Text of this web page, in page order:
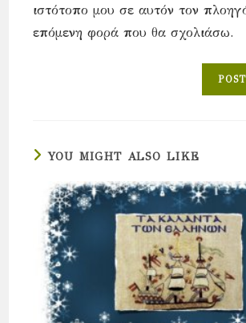
ιστότοπο μου σε αυτόν τον
επόμενη φορά που θα σχολιάσω.
YOU MIGHT ALSO LIKE